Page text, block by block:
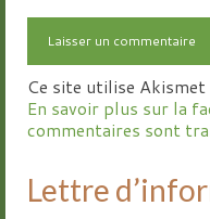
Ce site utilise
En savoir plus sur la
commentaires sont
Lettre